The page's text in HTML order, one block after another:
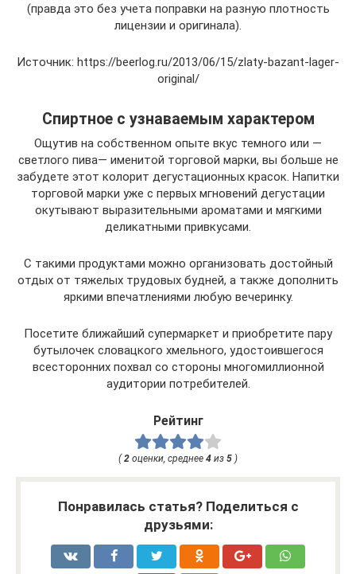
(правда это без учета поправки на разную плотность
лицензии и оригинала).
Источник: https://beerlog.ru/2013/06/15/zlaty-bazant-lager-
original/
Спиртное с узнаваемым характером
Ощутив на собственном опыте вкус темного или —
светлого пива— именитой торговой марки, вы больше не
забудете этот колорит дегустационных красок. Напитки
торговой марки уже с первых мгновений дегустации
окутывают выразительными ароматами и мягкими
деликатными привкусами.
С такими продуктами можно организовать достойный
отдых от тяжелых трудовых будней, а также дополнить
яркими впечатлениями любую вечеринку.
Посетите ближайший супермаркет и приобретите пару
бутылочек словацкого хмельного, удостоившегося
всесторонних похвал со стороны многомиллионной
аудитории потребителей.
Рейтинг
(2 оценки, среднее 4 из 5 )
Понравилась статья? Поделиться с
друзьями: